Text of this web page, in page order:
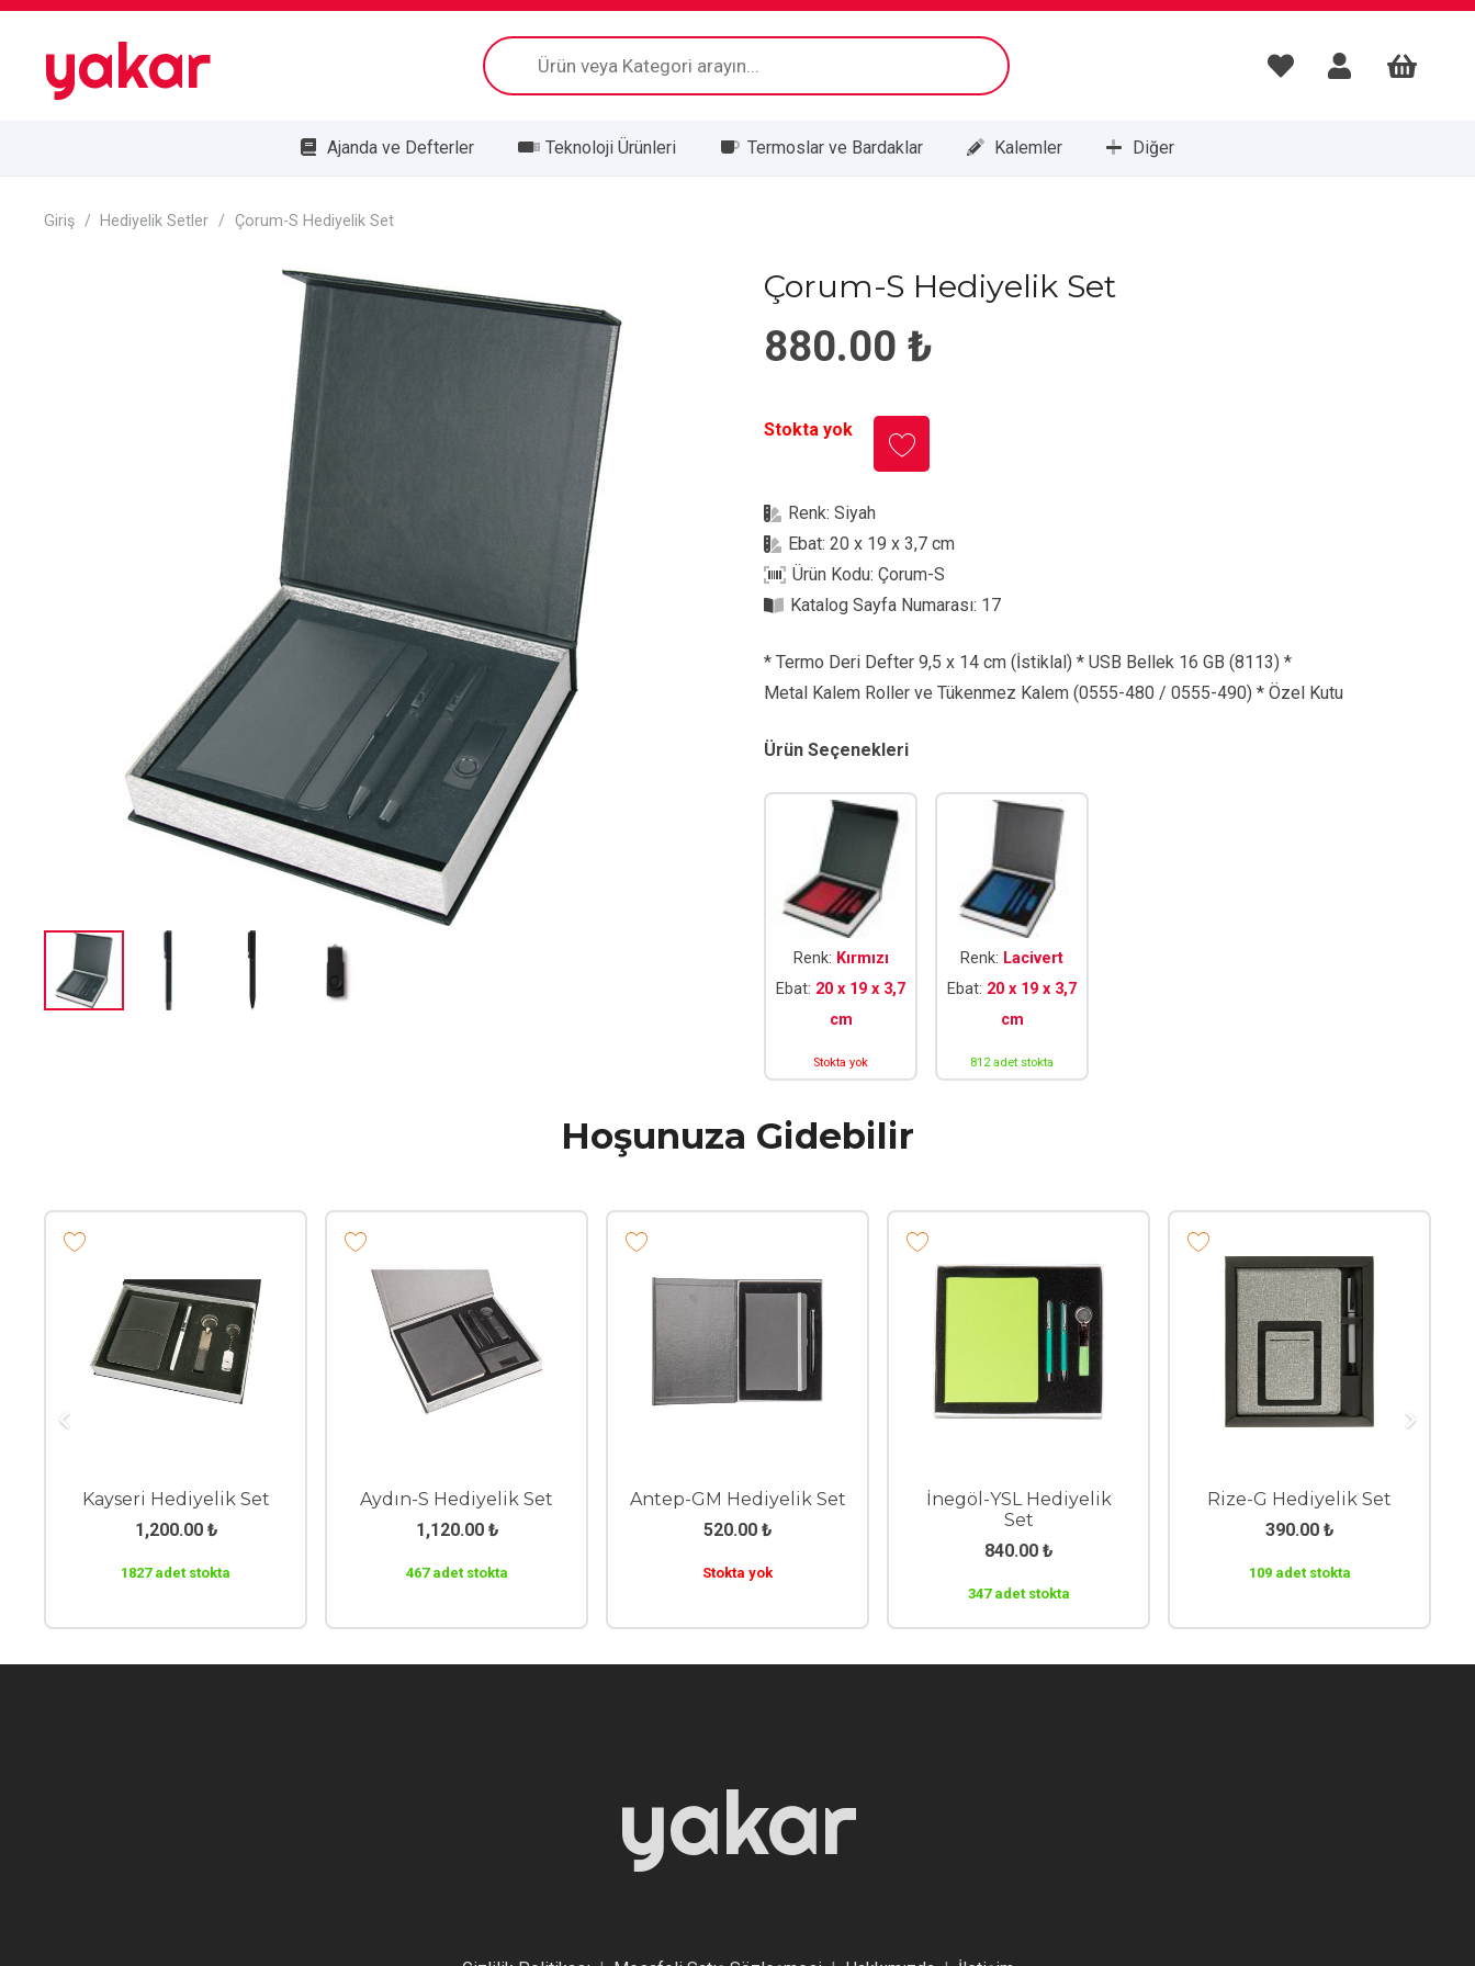
yakar
Products
search
Ajanda ve Defterler Teknoloji Ürünleri Termoslar ve Bardaklar Kalemler Diğer
Giriş / Hediyelik Setler / Çorum-S Hediyelik Set
Çorum-S Hediyelik Set
880.00 ₺
Stokta yok
Renk:Siyah
Ebat:20 x 19 x 3,7 cm
Ürün Kodu:Çorum-S
Katalog Sayfa Numarası: 17
* Termo Deri Defter 9,5 x 14 cm (İstiklal) * USB Bellek 16 GB (8113) *
Metal Kalem Roller ve Tükenmez Kalem (0555-480 / 0555-490) * Özel Kutu
Ürün Seçenekleri
Renk: Kırmızı
Ebat: 20 x 19 x 3,7
cm
Stokta yok
Renk: Lacivert
Ebat: 20 x 19 x 3,7
cm
812 adet stokta
Hoşunuza Gidebilir
Kayseri Hediyelik Set
1,200.00 ₺
1827 adet stokta
Aydın-S Hediyelik Set
1,120.00 ₺
467 adet stokta
Antep-GM Hediyelik Set
520.00 ₺
Stokta yok
İnegöl-YSL Hediyelik
Set
840.00 ₺
347 adet stokta
Rize-G Hediyelik Set
390.00 ₺
109 adet stokta
yakar